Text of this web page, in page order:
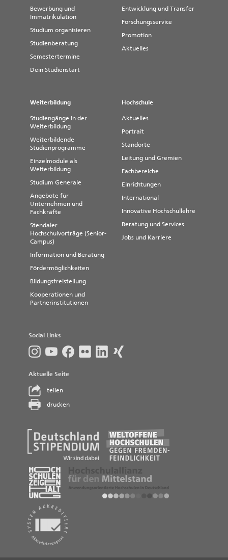
Bewerbung und
Immatrikulation
Studium organisieren
Studienberatung
Semestertermine
Dein Studienstart
Entwicklung und Transfer
Forschungsservice
Promotion
Aktuelles
Weiterbildung
Studiengänge in der
Weiterbildung
Weiterbildende
Studienprogramme
Einzelmodule als
Weiterbildung
Studium Generale
Angebote für
Unternehmen und
Fachkräfte
Stendaler
Hochschulvorträge (Senior-
Campus)
Information und Beratung
Fördermöglichkeiten
Bildungsfreistellung
Kooperationen und
Partnerinstitutionen
Hochschule
Aktuelles
Portrait
Standorte
Leitung und Gremien
Fachbereiche
Einrichtungen
International
Innovative Hochschullehre
Beratung und Services
Jobs und Karriere
Social Links
Aktuelle Seite
teilen
drucken